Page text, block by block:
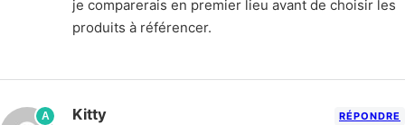
je comparerais en premier lieu avant de choisir les
produits à référencer.
A Kitty RÉPONDRE